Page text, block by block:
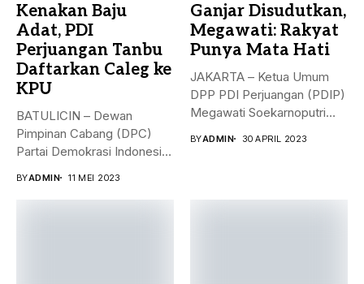
Kenakan Baju
Adat, PDI
Perjuangan Tanbu
Daftarkan Caleg ke
KPU
BATULICIN – Dewan
Pimpinan Cabang (DPC)
Partai Demokrasi Indonesia
BYADMIN 11 MEI 2023
Ganjar Disudutkan,
Megawati: Rakyat
Punya Mata Hati
JAKARTA – Ketua Umum
DPP PDI Perjuangan (PDIP)
Megawati Soekarnoputri
BYADMIN 30 APRIL 2023